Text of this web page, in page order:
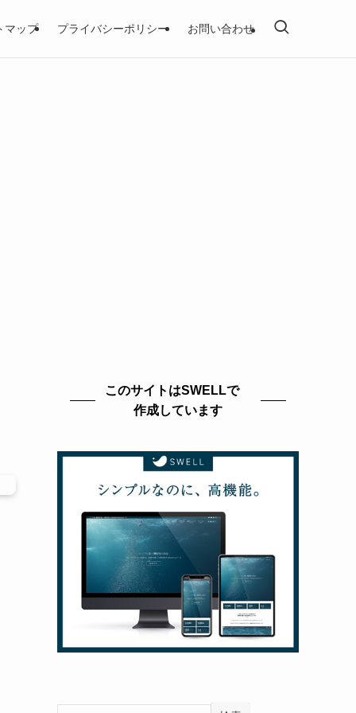
マップ プライバシーポリシー お問い合わせ
このサイトはSWELLで
作成しています